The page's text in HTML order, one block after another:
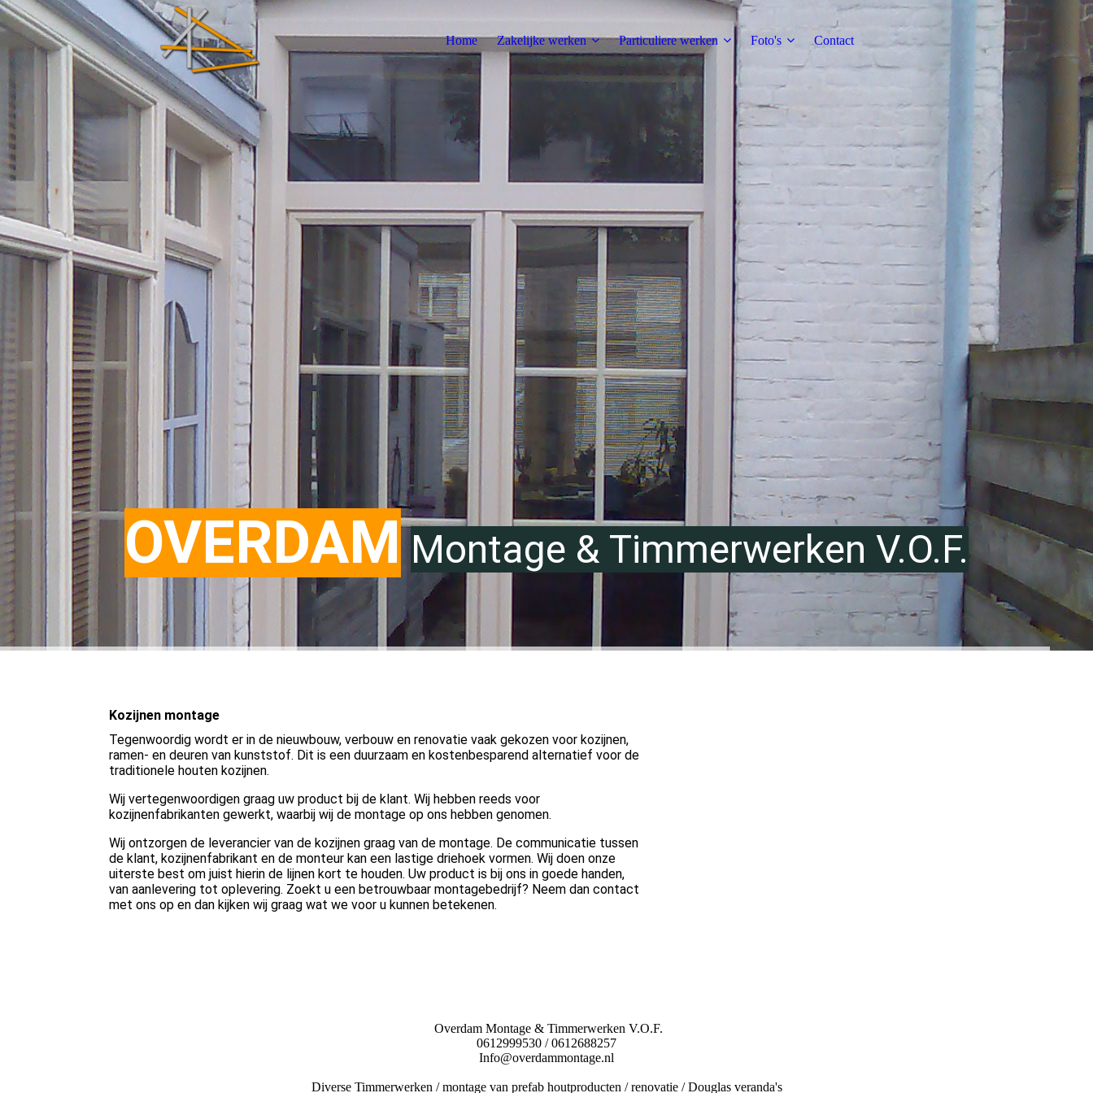
Home Zakelijke werken Particuliere werken Foto's Contact
OVERDAM Montage & Timmerwerken V.O.F.
Kozijnen montage
Tegenwoordig wordt er in de nieuwbouw, verbouw en renovatie vaak gekozen voor kozijnen,
ramen- en deuren van kunststof. Dit is een duurzaam en kostenbesparend alternatief voor de
traditionele houten kozijnen.
Wij vertegenwoordigen graag uw product bij de klant. Wij hebben reeds voor
kozijnenfabrikanten gewerkt, waarbij wij de montage op ons hebben genomen.
Wij ontzorgen de leverancier van de kozijnen graag van de montage. De communicatie tussen
de klant, kozijnenfabrikant en de monteur kan een lastige driehoek vormen. Wij doen onze
uiterste best om juist hierin de lijnen kort te houden. Uw product is bij ons in goede handen,
van aanlevering tot oplevering. Zoekt u een betrouwbaar montagebedrijf? Neem dan contact
met ons op en dan kijken wij graag wat we voor u kunnen betekenen.
Overdam Montage & Timmerwerken V.O.F.
0612999530 / 0612688257
Info@overdammontage.nl
Diverse Timmerwerken / montage van prefab houtproducten / renovatie / Douglas veranda's